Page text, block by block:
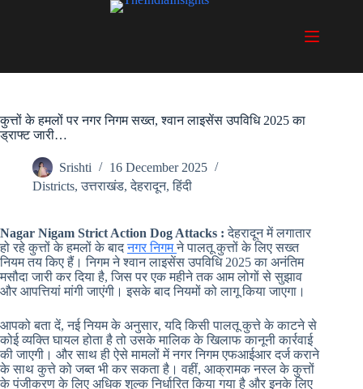
कुत्तों के हमलों पर नगर निगम सख्त, श्वान लाइसेंस उपविधि 2025 का
ड्राफ्ट जारी…
Srishti
16 December 2025
Districts,उत्तराखंड,देहरादून,हिंदी
Nagar Nigam Strict Action Dog Attacks :देहरादून में लगातार
हो रहे कुत्तों के हमलों के बादनगर निगमने पालतू कुत्तों के लिए सख्त
नियम तय किए हैं। निगम ने श्वान लाइसेंस उपविधि 2025 का अनंतिम
मसौदा जारी कर दिया है, जिस पर एक महीने तक आम लोगों से सुझाव
और आपत्तियां मांगी जाएंगी। इसके बाद नियमों को लागू किया जाएगा।
आपको बता दें, नई नियम के अनुसार, यदि किसी पालतू कुत्ते के काटने से
कोई व्यक्ति घायल होता है तो उसके मालिक के खिलाफ कानूनी कार्रवाई
की जाएगी। और साथ ही ऐसे मामलों में नगर निगम एफआईआर दर्ज कराने
के साथ कुत्ते को जब्त भी कर सकता है। वहीं, आक्रामक नस्ल के कुत्तों
के पंजीकरण के लिए अधिक शुल्क निर्धारित किया गया है और इनके लिए